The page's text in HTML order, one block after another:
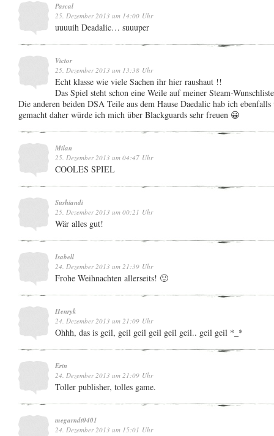
Pascal
25. Dezember 2013 um 14:00 Uhr
uuuuih Deadalic… suuuper
Victor
25. Dezember 2013 um 13:38 Uhr
Echt klasse wie viele Sachen ihr hier raushaut !!
Das Spiel steht schon eine Weile auf meiner Steam-
Die anderen beiden DSA Teile aus dem Hause Daedalic hab ich
gemacht daher würde ich mich über Blackguards sehr freuen 😀
Milan
25. Dezember 2013 um 04:47 Uhr
COOLES SPIEL
Sushiandi
25. Dezember 2013 um 00:21 Uhr
Wär alles gut!
Isabell
24. Dezember 2013 um 21:39 Uhr
Frohe Weihnachten allerseits! 🙂
Henryk
24. Dezember 2013 um 21:09 Uhr
Ohhh, das is geil, geil geil geil geil geil.. geil geil *_*
Erin
24. Dezember 2013 um 21:09 Uhr
Toller publisher, tolles game.
megarndt0401
24. Dezember 2013 um 15:01 Uhr